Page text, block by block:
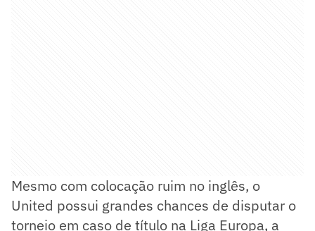
Mesmo com colocação ruim no inglês, o
United possui grandes chances de disputar o
torneio em caso de título na Liga Europa, a